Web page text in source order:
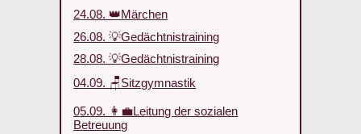
24.08. 👑Märchen
26.08. 💡Gedächtnistraining
28.08. 💡Gedächtnistraining
04.09. 🪑Sitzgymnastik
05.09. 👩‍💼Leitung der sozialen
Betreuung